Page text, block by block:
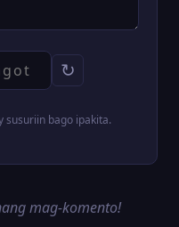
↻
susuriin bago ipakita.
mag-komento!